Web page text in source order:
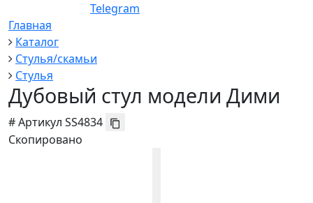
Telegram
Главная
Каталог
Стулья/скамьи
Стулья
Дубовый стул модели Дими
#Артикул SS4834
Скопировано